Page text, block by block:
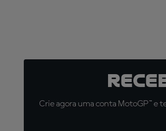
Crie agora uma conta MotoGP™ e